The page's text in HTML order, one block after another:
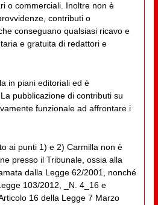
o commerciali. Inoltre non è
contributi o
conseguano qualsiasi ricavo e
e gratuita di redattori e
in piani editoriali ed è
pubblicazione di contributi su
funzionale ad affrontare i
ai punti 1) e 2) Carmilla non è
presso il Tribunale, ossia alla
dalla Legge 62/2001, nonché
103/2012, _N. 4_16 e
16 della Legge 7 Marzo